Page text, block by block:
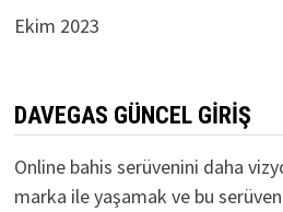
Ekim 2023
DAVEGAS GÜNCEL GIRIŞ
Online bahis serüvenini daha
marka ile yaşamak ve bu